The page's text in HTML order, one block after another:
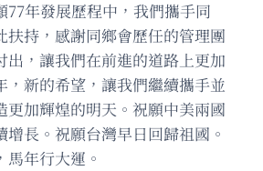
77年發展歷程中，我們攜手同
扶持，感謝同鄉會歷任的管理團
出，讓我們在前進的道路上更加
，新的希望，讓我們繼續攜手並
更加輝煌的明天。祝願中美兩國
增長。祝願台灣早日回歸祖國。
年行大運。